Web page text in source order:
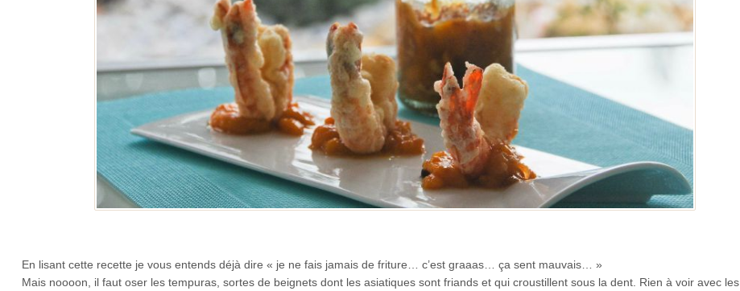
En lisant cette recette je vous entends déjà dire « je ne fais jamais de friture… c’est graaas… ça sent mauvais… »
Mais noooon, il faut oser les tempuras, sortes de beignets dont les asiatiques sont friands et qui croustillent sous la dent. Rien à voir avec les